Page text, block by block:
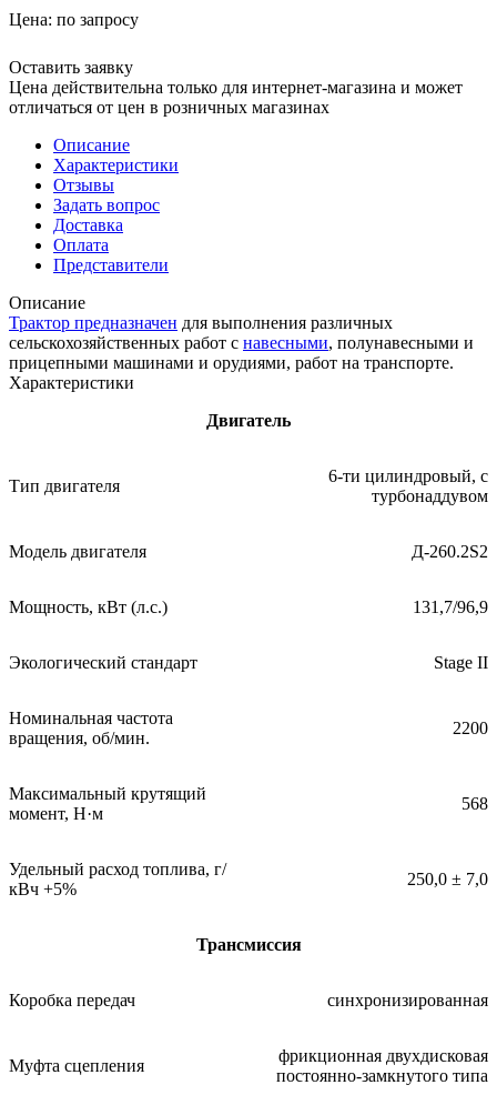
Цена: по запросу
Оставить заявку
Цена действительна только для интернет-магазина и может
отличаться от цен в розничных магазинах
Описание
Характеристики
Отзывы
Задать вопрос
Доставка
Оплата
Представители
Описание
Трактор предназначен для выполнения различных
сельскохозяйственных работ с навесными, полунавесными и
прицепными машинами и орудиями, работ на транспорте.
Характеристики
Двигатель
Тип двигателя
6-ти цилиндровый, с
турбонаддувом
Модель двигателя Д-260.2S2
Мощность, кВт (л.с.) 131,7/96,9
Экологический стандарт Stage II
Номинальная частота
вращения, об/мин.
2200
Максимальный крутящий
момент, Н·м
568
Удельный расход топлива, г/
кВч +5%
250,0 ± 7,0
Трансмиссия
Коробка передач синхронизированная
Муфта сцепления
фрикционная двухдисковая
постоянно-замкнутого типа